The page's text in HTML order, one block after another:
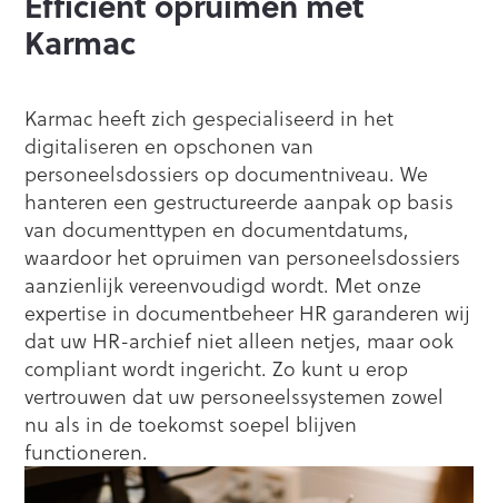
Karmac
Karmac heeft zich gespecialiseerd in het
digitaliseren en opschonen van
personeelsdossiers op documentniveau. We
hanteren een gestructureerde aanpak op basis
van documenttypen en documentdatums,
waardoor het opruimen van personeelsdossiers
aanzienlijk vereenvoudigd wordt. Met onze
expertise in documentbeheer HR garanderen wij
dat uw HR-archief niet alleen netjes, maar ook
compliant wordt ingericht. Zo kunt u erop
vertrouwen dat uw personeelssystemen zowel
nu als in de toekomst soepel blijven
functioneren.